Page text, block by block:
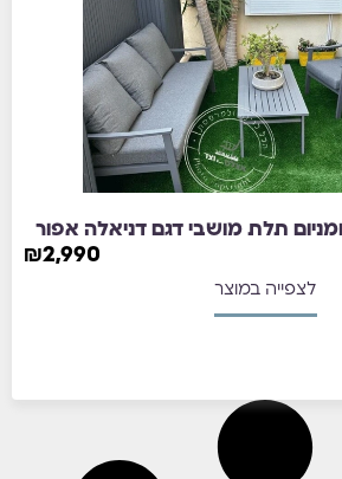
תלת מושבי דגם דניאלה אפור
₪2,990
לצפייה במוצר